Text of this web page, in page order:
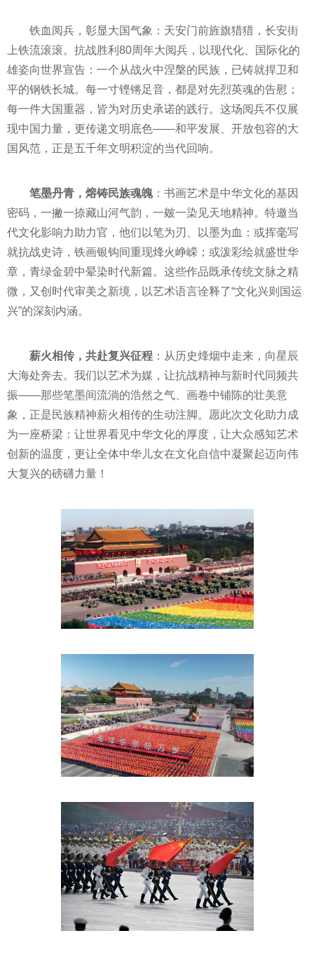
铁血阅兵，彰显大国气象：天安门前旌旗猎猎，长安街
上铁流滚滚。抗战胜利80周年大阅兵，以现代化、国际化的
雄姿向世界宣告：一个从战火中涅槃的民族，已铸就捍卫和
平的钢铁长城。每一寸铿锵足音，都是对先烈英魂的告慰；
每一件大国重器，皆为对历史承诺的践行。这场阅兵不仅展
现中国力量，更传递文明底色——和平发展、开放包容的大
国风范，正是五千年文明积淀的当代回响。
笔墨丹青，熔铸民族魂魄：书画艺术是中华文化的基因
密码，一撇一捺藏山河气韵，一皴一染见天地精神。特邀当
代文化影响力助力官，他们以笔为刃、以墨为血：或挥毫写
就抗战史诗，铁画银钩间重现烽火峥嵘；或泼彩绘就盛世华
章，青绿金碧中晕染时代新篇。这些作品既承传统文脉之精
微，又创时代审美之新境，以艺术语言诠释了“文化兴则国运
兴”的深刻内涵。
薪火相传，共赴复兴征程 ：从历史烽烟中走来，向星辰
大海处奔去。我们以艺术为媒，让抗战精神与新时代同频共
振——那些笔墨间流淌的浩然之气、画卷中铺陈的壮美意
象，正是民族精神薪火相传的生动注脚。愿此次文化助力成
为一座桥梁：让世界看见中华文化的厚度，让大众感知艺术
创新的温度，更让全体中华儿女在文化自信中凝聚起迈向伟
大复兴的磅礴力量！